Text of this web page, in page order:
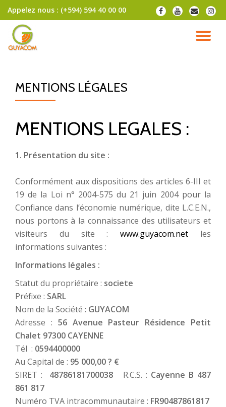
contenu
Appelez nous : (+594) 594 40 00 00
fa-
facebook
fa-
youtube
fa-
envelope
fa-
MENTIONS LÉGALES
MENTIONS LEGALES :
1. Présentation du site :
Conformément aux dispositions des articles 6-III et
19 de la Loi n° 2004-575 du 21 juin 2004 pour la
Confiance dans l’économie numérique, dite L.C.E.N.,
nous portons à la connaissance des utilisateurs et
visiteurs du site :www.guyacom.net les
informations suivantes :
Informations légales :
Statut du propriétaire : societe
Préfixe : SARL
Nom de la Société : GUYACOM
Adresse : 56 Avenue Pasteur Résidence Petit
Chalet 97300 CAYENNE
Tél : 0594400000
Au Capital de : 95 000,00 ? €
SIRET : 48786181700038 R.C.S. : Cayenne B 487
861 817
Numéro TVA intracommunautaire : FR90487861817